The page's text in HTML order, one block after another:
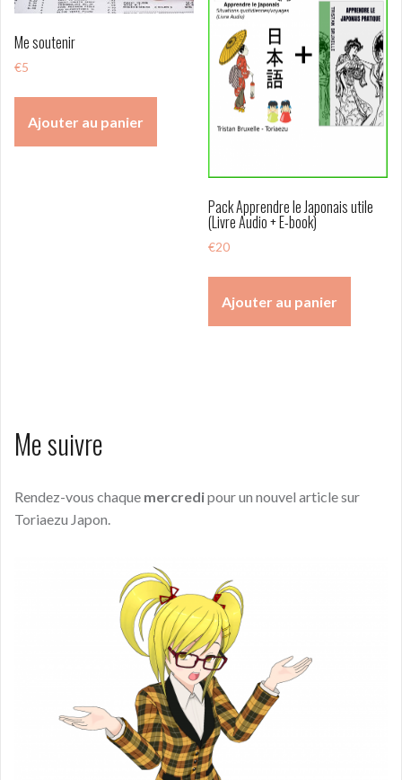
Me soutenir
€5
Ajouter au panier
Pack Apprendre le Japonais utile
(Livre Audio + E-book)
€20
Ajouter au panier
Me suivre
Rendez-vous chaque mercredipour un nouvel article sur
Toriaezu Japon.